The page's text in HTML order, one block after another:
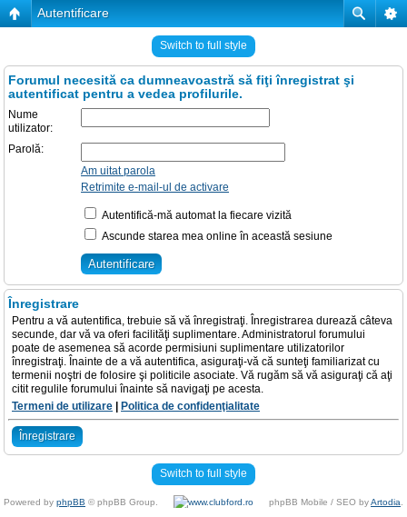
Autentificare
Switch to full style
Forumul necesită ca dumneavoastră să fiţi înregistrat şi
autentificat pentru a vedea profilurile.
Nume
utilizator:
Parolă:
Am uitat parola
Retrimite e-mail-ul de activare
Autentifică-mă automat la fiecare vizită
Ascunde starea mea online în această sesiune
Înregistrare
Pentru a vă autentifica, trebuie să vă înregistraţi. Înregistrarea durează câteva
secunde, dar vă va oferi facilităţi suplimentare. Administratorul forumului
poate de asemenea să acorde permisiuni suplimentare utilizatorilor
înregistraţi. Înainte de a vă autentifica, asiguraţi-vă că sunteţi familiarizat cu
termenii noştri de folosire şi politicile asociate. Vă rugăm să vă asiguraţi că aţi
citit regulile forumului înainte să navigaţi pe acesta.
Termeni de utilizare
Politica de confidenţialitate
Înregistrare
Switch to full style
Powered by phpBB © phpBB Group. phpBB Mobile / SEO byArtodia